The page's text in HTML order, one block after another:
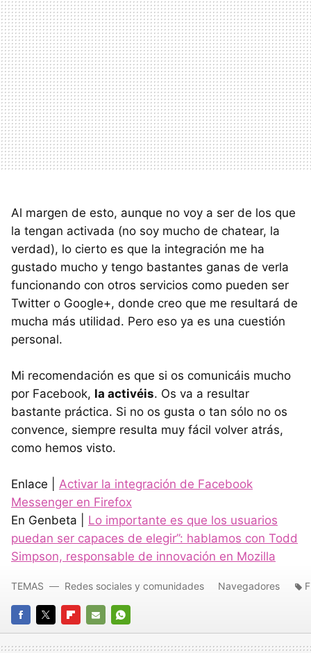
Al margen de esto, aunque no voy a ser de los que
la tengan activada (no soy mucho de chatear, la
verdad), lo cierto es que la integración me ha
gustado mucho y tengo bastantes ganas de verla
funcionando con otros servicios como pueden ser
Twitter o Google+, donde creo que me resultará de
mucha más utilidad. Pero eso ya es una cuestión
personal.
Mi recomendación es que si os comunicáis mucho
por Facebook, la activéis. Os va a resultar
bastante práctica. Si no os gusta o tan sólo no os
convence, siempre resulta muy fácil volver atrás,
como hemos visto.
Enlace | Activar la integración de Facebook
Messenger en Firefox
En Genbeta | Lo importante es que los usuarios
puedan ser capaces de elegir”: hablamos con Todd
Simpson, responsable de innovación en Mozilla
FACEBOOK
TWITTERFLIPBOARD
E-
WHATSAPP
TEMAS Redes sociales y comunidades Navegadores